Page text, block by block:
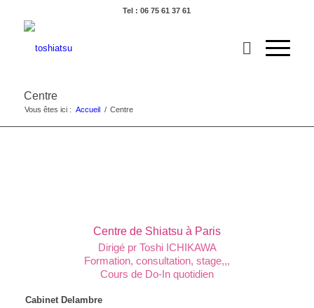
Tel : 06 75 61 37 61
Centre
Vous êtes ici : Accueil / Centre
Centre de Shiatsu à Paris
Dirigé pr Toshi ICHIKAWA
Formation, consultation, stage,,,
Cours de Do-In quotidien
Cabinet Delambre